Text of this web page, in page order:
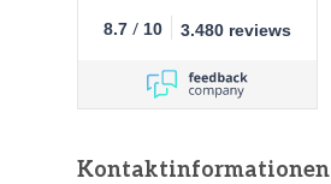
8.7 / 10 3.480 reviews
Kontaktinformationen